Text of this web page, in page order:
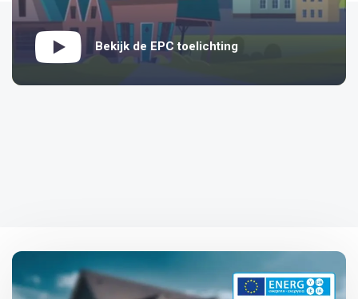
Bekijk de EPC toelichting